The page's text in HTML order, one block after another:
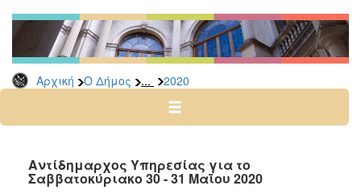
Αρχική Ο Δήμος ... 2020
Δελτία
Τύπου
Αρχείο
2026
2024
2022
Αντίδημαρχος Υπηρεσίας για τo
Σαββατοκύριακο 30 - 31 Μαΐου 2020